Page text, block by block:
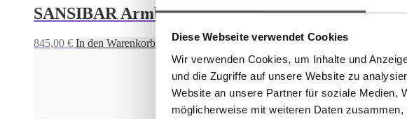
Diese Webseite verwendet Cookies
Wir verwenden Cookies, um Inhalte und
und die Zugriffe auf unsere Website zu
Website an unsere Partner für soziale Medien,
möglicherweise mit weiteren Daten
SANSIBAR Armband
845,00 € In den Warenkorb